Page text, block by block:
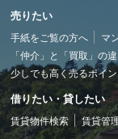
売りたい
手紙をご覧の方へ マ
「仲介」と「買取」の
少しでも高く売るポイン
借りたい・貸したい
賃貸物件検索 賃貸管